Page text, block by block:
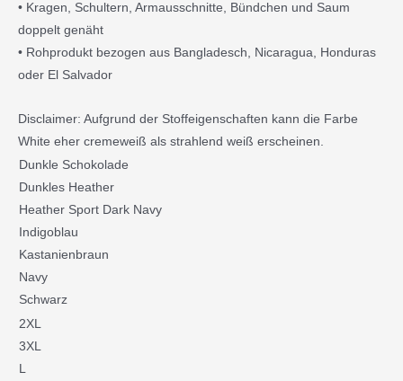
• Kragen, Schultern, Armausschnitte, Bündchen und Saum
doppelt genäht
• Rohprodukt bezogen aus Bangladesch, Nicaragua, Honduras
oder El Salvador
Disclaimer: Aufgrund der Stoffeigenschaften kann die Farbe
White eher cremeweiß als strahlend weiß erscheinen.
Dunkle Schokolade
Dunkles Heather
Heather Sport Dark Navy
Indigoblau
Kastanienbraun
Navy
Schwarz
2XL
3XL
L
Damen-
Hoodie
Menge